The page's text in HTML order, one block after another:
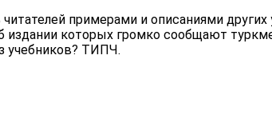
примерами и описаниями
издании которых громко сообщают
учебников? ТИПЧ.